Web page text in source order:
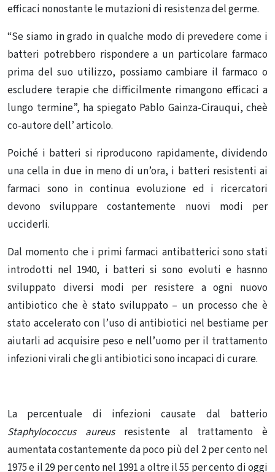
efficaci nonostante le mutazioni di resistenza del germe.
“Se siamo in grado in qualche modo di prevedere come i
batteri potrebbero rispondere a un particolare farmaco
prima del suo utilizzo, possiamo cambiare il farmaco o
escludere terapie che difficilmente rimangono efficaci a
lungo termine”, ha spiegato Pablo Gainza-Cirauqui, cheè
co-autore dell’ articolo.
Poiché i batteri si riproducono rapidamente, dividendo
una cella in due in meno di un’ora, i batteri resistenti ai
farmaci sono in continua evoluzione ed i ricercatori
devono sviluppare costantemente nuovi modi per
ucciderli.
Dal momento che i primi farmaci antibatterici sono stati
introdotti nel 1940, i batteri si sono evoluti e hasnno
sviluppato diversi modi per resistere a ogni nuovo
antibiotico che è stato sviluppato – un processo che è
stato accelerato con l’uso di antibiotici nel bestiame per
aiutarli ad acquisire peso e nell’uomo per il trattamento
infezioni virali che gli antibiotici sono incapaci di curare.
La percentuale di infezioni causate dal batterio
Staphylococcus aureusresistente al trattamento è
aumentata costantemente da poco più del 2 per cento nel
1975 e il 29 per cento nel 1991 a oltre il 55 per cento di oggi